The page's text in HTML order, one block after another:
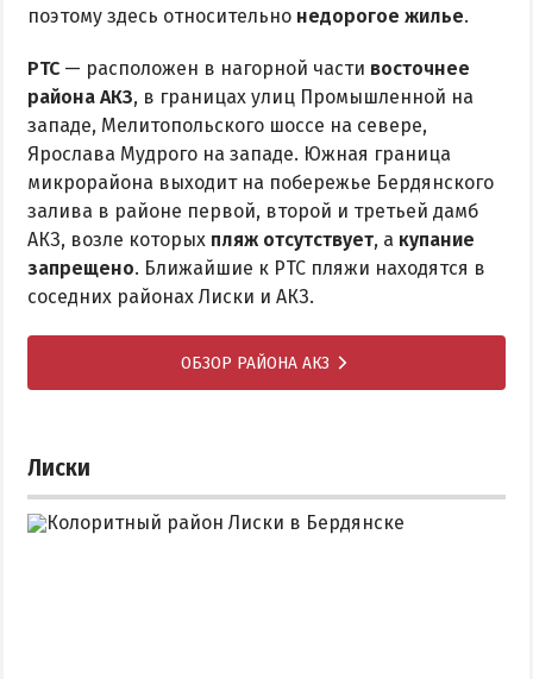
поэтому здесь относительно недорогое жилье.
РТС — расположен в нагорной части восточнее
района АКЗ, в границах улиц Промышленной на
западе, Мелитопольского шоссе на севере,
Ярослава Мудрого на западе. Южная граница
микрорайона выходит на побережье Бердянского
залива в районе первой, второй и третьей дамб
АКЗ, возле которых пляж отсутствует, а купание
запрещено. Ближайшие к РТС пляжи находятся в
соседних районах Лиски и АКЗ.
ОБЗОР РАЙОНА АКЗ
Лиски